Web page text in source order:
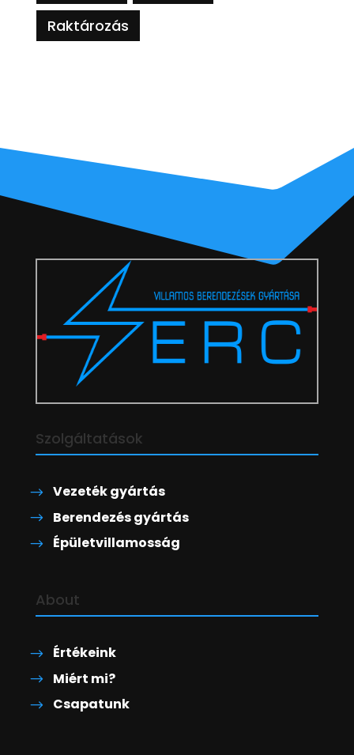
Raktározás
Szolgáltatások
Vezeték gyártás
Berendezés gyártás
Épületvillamosság
About
Értékeink
Miért mi?
Csapatunk